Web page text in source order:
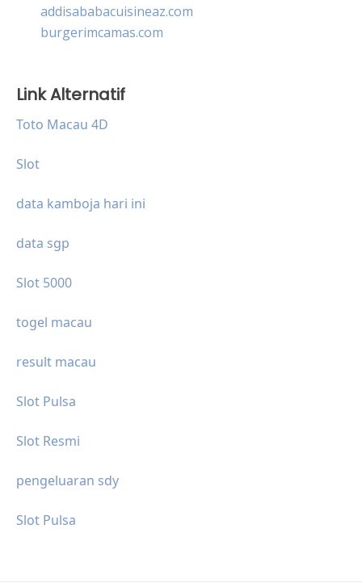
addisababacuisineaz.com
burgerimcamas.com
Link Alternatif
Toto Macau 4D
Slot
data kamboja hari ini
data sgp
Slot 5000
togel macau
result macau
Slot Pulsa
Slot Resmi
pengeluaran sdy
Slot Pulsa